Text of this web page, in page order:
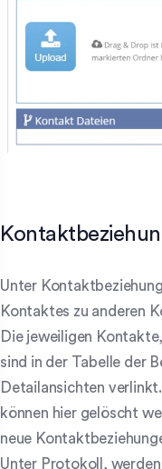
Unter
Kontaktes zu anderen
Die jeweiligen
sind in der Tabelle der
Detailansichten
können hier gelöscht
neue
Unter Protokoll,